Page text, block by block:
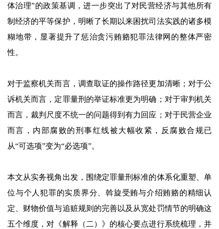
体治理”的政策基调，进一步突出了对民营经济与其他所有
制经济的平等保护，明晰了长期以来困扰司法实践的诸多模
糊地带，显著提升了惩治贪污贿赂犯罪法律网的整体严密
性。
对于监察机关而言，调查取证的操作路径更加清晰；对于公
诉机关而言，定罪量刑的举证标准更为明确；对于审判机关
而言，裁判尺度不统一的问题得到有力回应；对于民营企业
而言，内部腐败的刑事红线被大幅收紧，反腐败合规已
从“可选项”变为“必选项”。
本文从实务视角出发，围绕定罪量刑标准的体系化重塑、单
位与个人犯罪的实质界分、斡旋受贿与介绍贿赂的精细认
定、财物价值与追赃规则的完善以及从宽处罚情节的明确这
五个维度，对《解释（二）》的核心要点进行系统梳理，并